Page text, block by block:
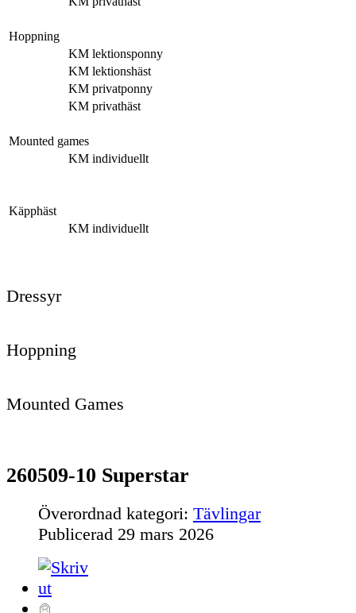
Hoppning
KM lektionsponny
KM lektionshäst
KM privatponny
KM privathäst
Mounted games
KM individuellt
Käpphäst
KM individuellt
Dressyr
Hoppning
Mounted Games
260509-10 Superstar
Överordnad kategori: Tävlingar
Publicerad 29 mars 2026